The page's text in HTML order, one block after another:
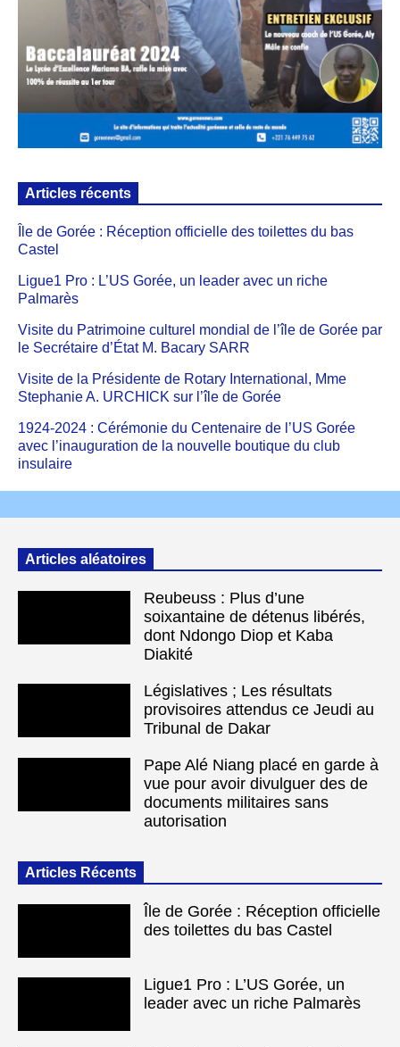
Articles récents
Île de Gorée : Réception officielle des toilettes du bas
Castel
Ligue1 Pro : L’US Gorée, un leader avec un riche
Palmarès
Visite du Patrimoine culturel mondial de l’île de Gorée par
le Secrétaire d’État M. Bacary SARR
Visite de la Présidente de Rotary International, Mme
Stephanie A. URCHICK sur l’île de Gorée
1924-2024 : Cérémonie du Centenaire de l’US Gorée
avec l’inauguration de la nouvelle boutique du club
insulaire
Articles aléatoires
Reubeuss : Plus d’une
soixantaine de détenus libérés,
dont Ndongo Diop et Kaba
Diakité
Législatives ; Les résultats
provisoires attendus ce Jeudi au
Tribunal de Dakar
Pape Alé Niang placé en garde à
vue pour avoir divulguer des de
documents militaires sans
autorisation
Articles Récents
Île de Gorée : Réception officielle
des toilettes du bas Castel
Ligue1 Pro : L’US Gorée, un
leader avec un riche Palmarès